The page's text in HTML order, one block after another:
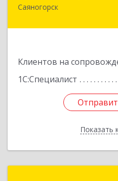
Саяногорск
Клиентов на
1С:Специалист
Показать
655603, Хакасия Респ,